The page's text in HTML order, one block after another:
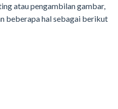
atau pengambilan gambar,
beberapa hal sebagai berikut